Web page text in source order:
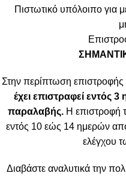
Πιστωτικό υπόλοιπο για
Στην περίπτωση
έχει επιστραφεί εντός
παραλαβής. Η επιστροφή
εντός 10 εώς 14 ημερών
ελέγχου
Διαβάστε αναλυτικά την